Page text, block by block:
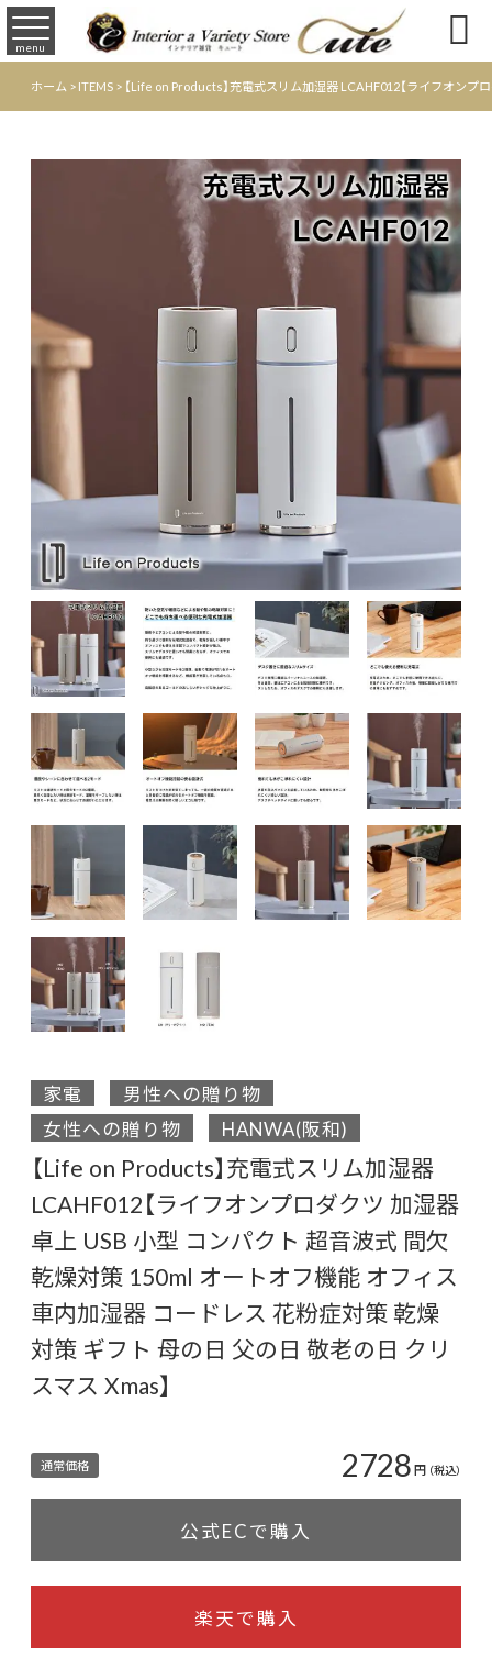
menu 
ホーム >ITEMS > 【Life on Products】充電式スリム加湿器 LCAHF012【ライフオン
家電
男性への贈り物
女性への贈り物
HANWA(阪和)
【Life on Products】充電式スリム加湿器
LCAHF012【ライフオンプロダクツ 加湿器
卓上 USB 小型 コンパクト 超音波式 間欠
乾燥対策 150ml オートオフ機能 オフィス
車内加湿器 コードレス 花粉症対策 乾燥
対策 ギフト 母の日 父の日 敬老の日 クリ
スマス Xmas】
通常価格 2728円 （税込）
公式ECで購入
楽天で購入